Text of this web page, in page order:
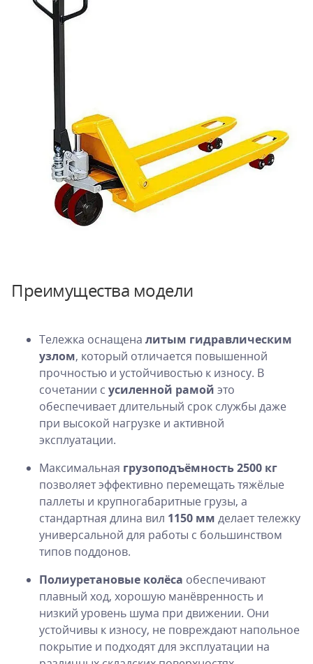
Преимущества модели
Тележка оснащена литым гидравлическим
узлом, который отличается повышенной
прочностью и устойчивостью к износу. В
сочетании с усиленной рамой это
обеспечивает длительный срок службы даже
при высокой нагрузке и активной
эксплуатации.
Максимальная грузоподъёмность 2500 кг
позволяет эффективно перемещать тяжёлые
паллеты и крупногабаритные грузы, а
стандартная длина вил 1150 мм делает тележку
универсальной для работы с большинством
типов поддонов.
Полиуретановые колёса обеспечивают
плавный ход, хорошую манёвренность и
низкий уровень шума при движении. Они
устойчивы к износу, не повреждают напольное
покрытие и подходят для эксплуатации на